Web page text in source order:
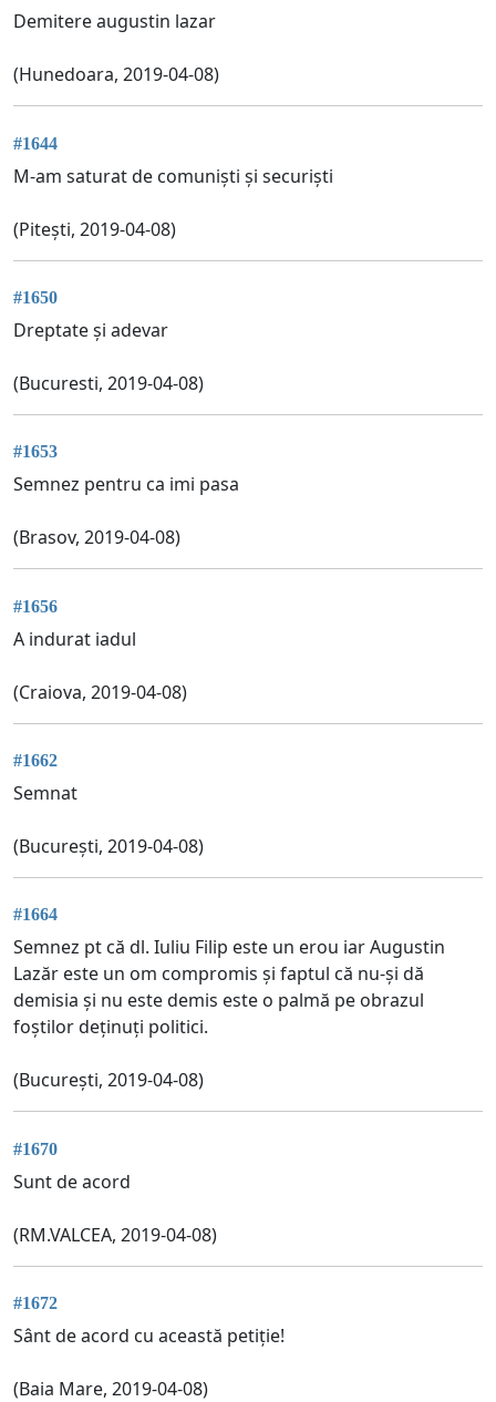
Demitere augustin lazar
(Hunedoara, 2019-04-08)
#1644
M-am saturat de comuniști și securiști
(Pitești, 2019-04-08)
#1650
Dreptate și adevar
(Bucuresti, 2019-04-08)
#1653
Semnez pentru ca imi pasa
(Brasov, 2019-04-08)
#1656
A indurat iadul
(Craiova, 2019-04-08)
#1662
Semnat
(București, 2019-04-08)
#1664
Semnez pt că dl. Iuliu Filip este un erou iar Augustin
Lazăr este un om compromis și faptul că nu-și dă
demisia și nu este demis este o palmă pe obrazul
foștilor deținuți politici.
(București, 2019-04-08)
#1670
Sunt de acord
(RM.VALCEA, 2019-04-08)
#1672
Sânt de acord cu această petiție!
(Baia Mare, 2019-04-08)